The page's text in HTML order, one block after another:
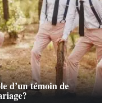
d’un témoin de